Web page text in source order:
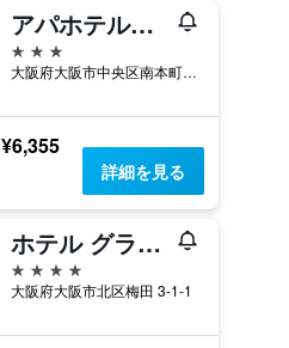
アパホテル&リゾート 御堂筋本町駅前タワー
3つ星
大阪府大阪市中央区南本町4丁目2番地9号
¥6,355
詳細を見る
ホテル グランヴィア 大阪 JRホテル グループ
4つ星
大阪府大阪市北区梅田 3-1-1